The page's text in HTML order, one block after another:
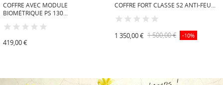
COFFRE AVEC MODULE
BIOMÉTRIQUE PS 130...
419,00 €
COFFRE FORT CLASSE S2 ANTI-FEU...
1 350,00 € 1 500,00 € -10%